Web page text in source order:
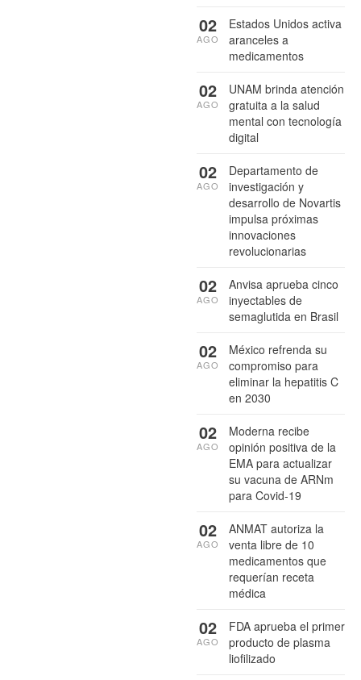
Estados Unidos activa
aranceles a
medicamentos
02
AGO
UNAM brinda atención
gratuita a la salud
mental con tecnología
digital
02
AGO
Departamento de
investigación y
desarrollo de Novartis
impulsa próximas
innovaciones
revolucionarias
02
AGO
Anvisa aprueba cinco
inyectables de
semaglutida en Brasil
02
AGO
México refrenda su
compromiso para
eliminar la hepatitis C
en 2030
02
AGO
Moderna recibe
opinión positiva de la
EMA para actualizar
su vacuna de ARNm
para Covid-19
02
AGO
ANMAT autoriza la
venta libre de 10
medicamentos que
requerían receta
médica
02
AGO
FDA aprueba el primer
producto de plasma
liofilizado
02
AGO